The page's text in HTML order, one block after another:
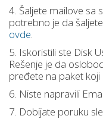
4. Šaljete mailove sa
potrebno je da
ovde.
5. Iskoristili ste Disk
Rešenje je da
pređete na paket
6. Niste napravili
7. Dobijate poruku